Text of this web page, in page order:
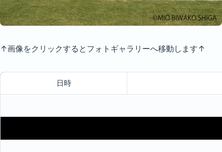
↑画像をクリックするとフォトギャラリーへ移動します↑
日時